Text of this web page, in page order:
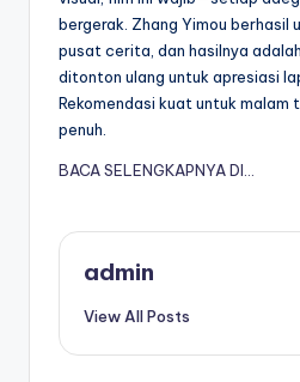
bergerak. Zhang Yimou berhasil
pusat cerita, dan hasilnya
ditonton ulang untuk apresiasi
Rekomendasi kuat untuk malam
penuh.
BACA SELENGKAPNYA DI…
admin
View All Posts